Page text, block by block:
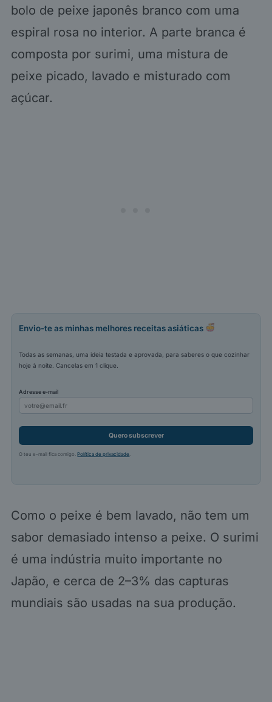
bolo de peixe japonês branco com uma
espiral rosa no interior. A parte branca é
composta por surimi, uma mistura de
peixe picado, lavado e misturado com
açúcar.
Envio-te as minhas melhores receitas asiáticas
Todas as semanas, uma ideia testada e aprovada, para saberes o que cozinhar
hoje à noite. Cancelas em 1 clique.
Adresse e-mail
Quero subscrever
O teu e-mail fica comigo.Política de privacidade
Como o peixe é bem lavado, não tem um
sabor demasiado intenso a peixe. O surimi
é uma indústria muito importante no
Japão, e cerca de 2–3% das capturas
mundiais são usadas na sua produção.